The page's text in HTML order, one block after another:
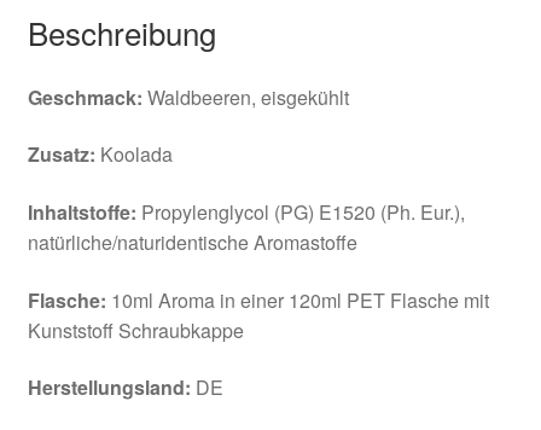
Beschreibung
Geschmack: Waldbeeren, eisgekühlt
Zusatz: Koolada
Inhaltstoffe: Propylenglycol (PG) E1520 (Ph. Eur.),
natürliche/naturidentische Aromastoffe
Flasche: 10ml Aroma in einer 120ml PET Flasche mit
Kunststoff Schraubkappe
Herstellungsland: DE